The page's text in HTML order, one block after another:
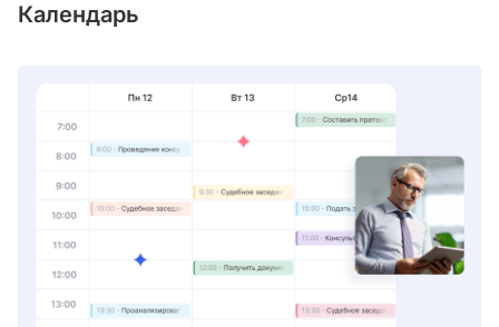
Календарь